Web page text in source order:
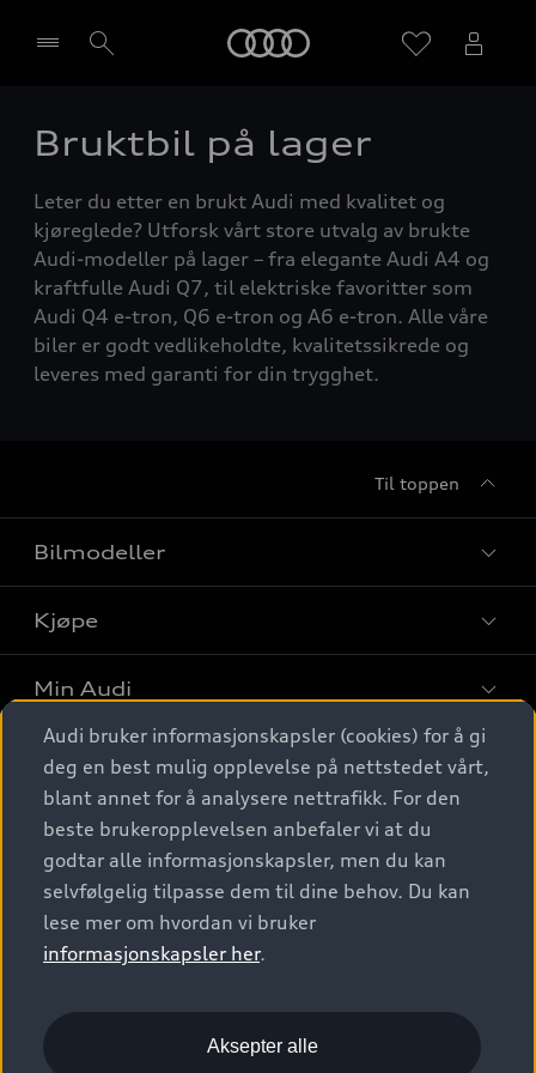
Velg forhandler
Bruktbil på lager
Leter du etter en brukt Audi med kvalitet og
kjøreglede? Utforsk vårt store utvalg av brukte
Audi-modeller på lager – fra elegante Audi A4 og
kraftfulle Audi Q7, til elektriske favoritter som
Audi Q4 e-tron, Q6 e-tron og A6 e-tron. Alle våre
biler er godt vedlikeholdte, kvalitetssikrede og
leveres med garanti for din trygghet.
Til toppen
Bilmodeller
Finn din Audi
Sammenlign bilmodeller
Elbiler
SUV
Stasjonsvogn
Sportback
S/RS
Konseptbiler og prototyper
Kjøpe
Kjøpshjelp
Biler på lager
Finn forhandler
Bestill prøvekjøring
Kontakt forhandler
Bilgarantier
Min Audi
Behold nybilfølelsen
Audi Originalt tilbehør
Verkstedtjenester
Digitale tjenester
Audi digitale tjenester
Audi connect
Functions on demand
Kom i gang med myAudi
Audi Norge
Kundeservice
Audi Driving Experience
© 2026 AUDI NORGE. All Rights Reserved.
Imprint
Audi bruker informasjonskapsler (cookies) for å gi
deg en best mulig opplevelse på nettstedet vårt,
blant annet for å analysere nettrafikk. For den
beste brukeropplevelsen anbefaler vi at du
godtar alle informasjonskapsler, men du kan
selvfølgelig tilpasse dem til dine behov. Du kan
lese mer om hvordan vi bruker
informasjonskapsler her.
Aksepter alle